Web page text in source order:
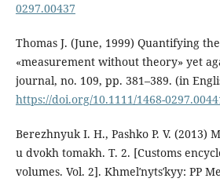
0297.00437
Thomas J. (June, 1999) Quantifying
«measurement without theory» yet
journal, no. 109, pp. 381–389. (in
https://doi.org/10.1111/1468-
Berezhnyuk I. H., Pashko P. V. (2013)
u dvokh tomakh. T. 2. [Customs
volumes. Vol. 2]. Khmelʹnytsʹkyy: PP